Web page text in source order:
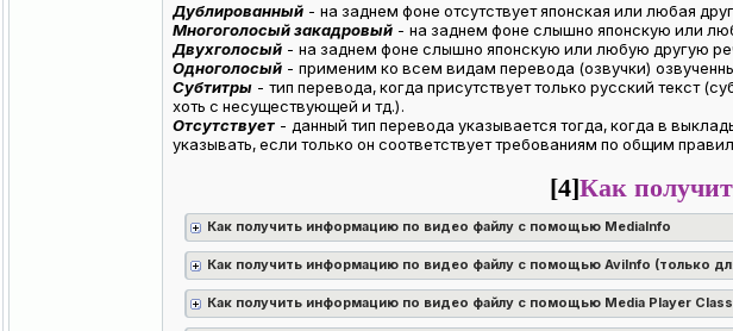
Дублированный - на заднем фоне отсутствует японская или любая
Многоголосый закадровый - на заднем фоне слышно японскую или
Двухголосый - на заднем фоне слышно японскую или любую другую
Одноголосый - применим ко всем видам перевода (озвучки)
Субтитры - тип перевода, когда присутствует только русский текст
хоть с несуществующей и тд.).
Отсутствует - данный тип перевода указывается тогда, когда в
указывать, если только он соответствует требованиям по общим
[4]Как
Как получить информацию по видео файлу с помощью MediaInfo
Как получить информацию по видео файлу с помощью AviInfo (только
Как получить информацию по видео файлу с помощью Media Player